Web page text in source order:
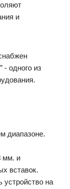
и
- одного из
диапазоне.
мм. и
вставок.
устройство на